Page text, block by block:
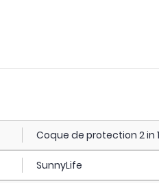
Coque de protection 2 in
SunnyLife